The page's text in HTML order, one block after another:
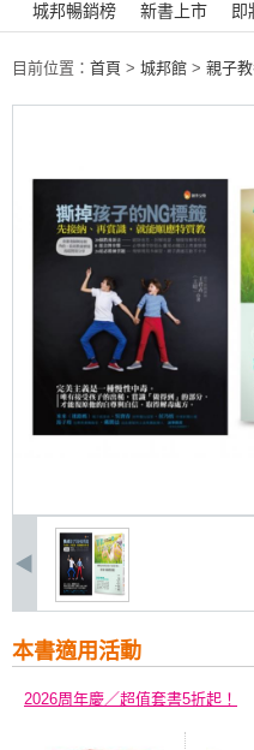
城邦暢銷榜 新書上市 即
目前位置： 首頁 > 城邦館 > 親子
本書適用活動
2026周年慶／超值套書5折起！